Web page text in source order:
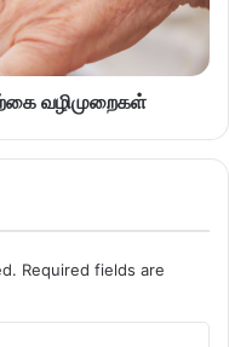
வழிமுறைகள்
Required fields are